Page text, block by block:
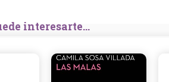
interesarte...